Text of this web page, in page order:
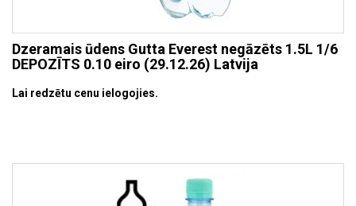
Dzeramais ūdens Gutta Everest negāzēts 1.5L 1/6
DEPOZĪTS 0.10 eiro (29.12.26) Latvija
Lai redzētu cenu ielogojies.